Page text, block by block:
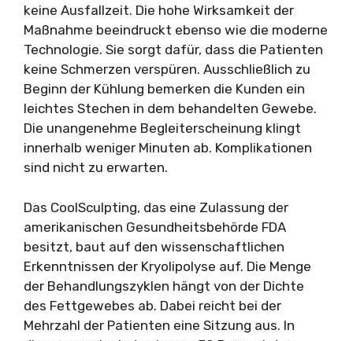
keine Ausfallzeit. Die hohe Wirksamkeit der
Maßnahme beeindruckt ebenso wie die moderne
Technologie. Sie sorgt dafür, dass die Patienten
keine Schmerzen verspüren. Ausschließlich zu
Beginn der Kühlung bemerken die Kunden ein
leichtes Stechen in dem behandelten Gewebe.
Die unangenehme Begleiterscheinung klingt
innerhalb weniger Minuten ab. Komplikationen
sind nicht zu erwarten.
Das CoolSculpting, das eine Zulassung der
amerikanischen Gesundheitsbehörde FDA
besitzt, baut auf den wissenschaftlichen
Erkenntnissen der Kryolipolyse auf. Die Menge
der Behandlungszyklen hängt von der Dichte
des Fettgewebes ab. Dabei reicht bei der
Mehrzahl der Patienten eine Sitzung aus. In